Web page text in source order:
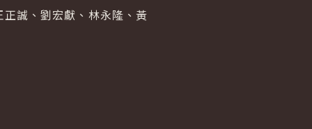
誠、劉宏獻、林永隆、黃